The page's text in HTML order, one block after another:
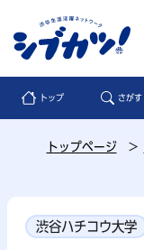
トップ さがす
トップページ
渋谷ハチコウ大学